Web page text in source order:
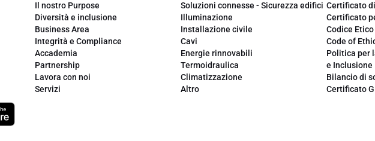
Il nostro Purpose
Diversità e inclusione
Business Area
Integrità e Compliance
Accademia
Partnership
Lavora con noi
Servizi
Soluzioni connesse - Sicurezza edifici
Illuminazione
Installazione civile
Cavi
Energie rinnovabili
Termoidraulica
Climatizzazione
Altro
Certificato
Certificato
Codice Etico
Code of
Politica per
e Inclusione
Bilancio di
Certificato